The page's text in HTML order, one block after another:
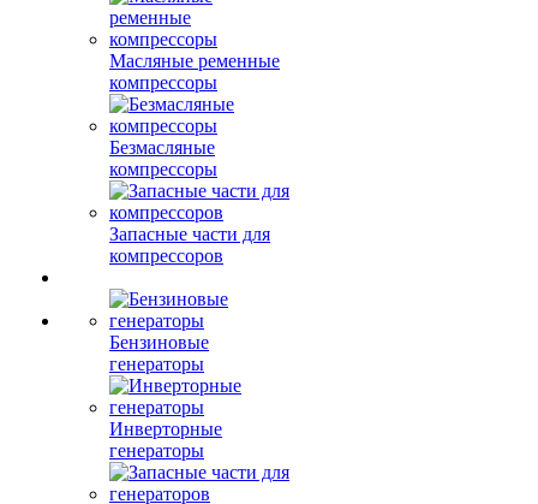
Масляные ременные
компрессоры
Безмасляные
компрессоры
Запасные части для
компрессоров
Бензиновые
генераторы
Инверторные
генераторы